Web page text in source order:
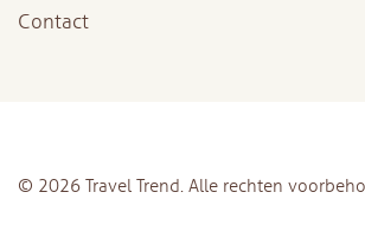
Contact
© 2026 Travel Trend. Alle rechten